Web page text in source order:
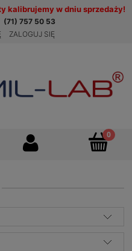
kalibrujemy w dniu sprzedaży!
(71) 757 50 53
ZALOGUJ SIĘ